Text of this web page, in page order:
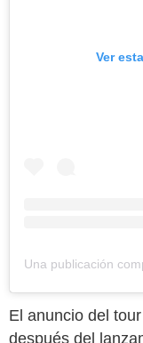
Ver
El anuncio del
después del